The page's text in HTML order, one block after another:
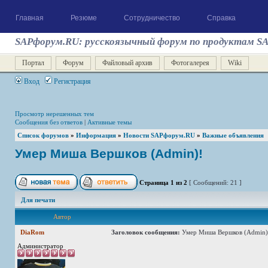
Главная Резюме Сотрудничество Справка
SAPфорум.RU: русскоязычный форум по продуктам
Портал Форум Файловый архив Фотогалерея Wiki
Вход Регистрация
Просмотр нерешенных тем
Сообщения без ответов | Активные темы
Список форумов » Информация » Новости SAPфорум.RU » Важные объявления
Умер Миша Вершков (Admin)!
Страница 1 из 2 [ Сообщений: 21 ]
Для печати
Автор
DiaRom Заголовок сообщения: Умер Миша Вершков
Администратор